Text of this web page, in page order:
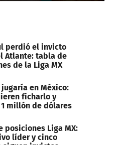
perdió el invicto
Atlante: tabla de
de la Liga MX
jugaría en México:
ficharlo y
millón de dólares
posiciones Liga MX:
líder y cinco